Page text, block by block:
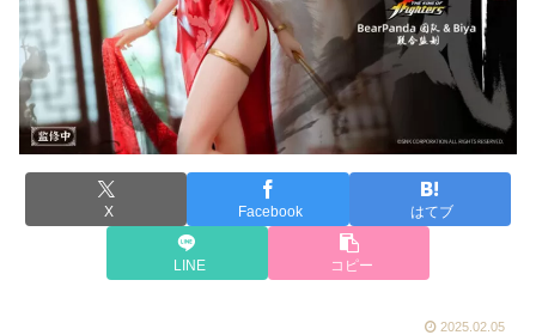
X Facebook はてブ
LINE コピー
2025.02.05